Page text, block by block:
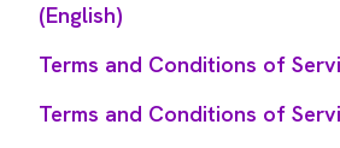
(English)
Terms and Conditions of
Terms and Conditions of